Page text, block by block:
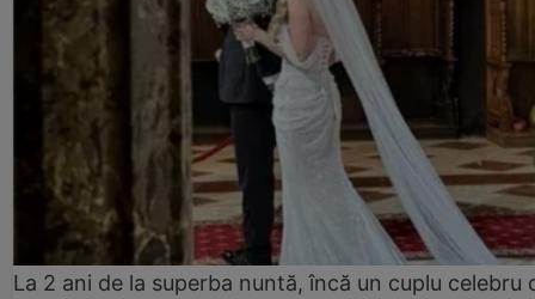
La 2 ani de la superba nuntă, încă un cuplu celebru